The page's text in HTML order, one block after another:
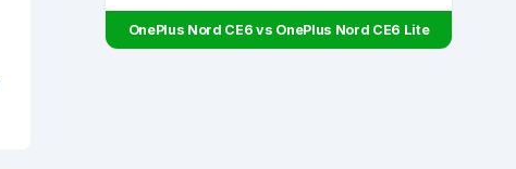
OnePlus Nord CE6 vs OnePlus Nord CE6 Lite